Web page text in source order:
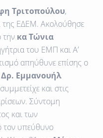
Τριτοπούλου,
της ΕΔΕΜ. Ακολούθησε
την κα Τώνια
του ΕΜΠ και Α’
απηύθυνε επίσης ο
Δρ. Εμμανουήλ
και στις
Σύντομη
και των
τον υπεύθυνο